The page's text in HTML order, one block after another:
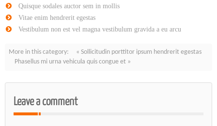
Quisque sodales auctor sem in mollis
Vitae enim hendrerit egestas
Vestibulum non est vel magna vestibulum gravida a eu arcu
More in this category:
« Sollicitudin porttitor ipsum hendrerit egestas
Phasellus mi urna vehicula quis congue et »
Leave a comment